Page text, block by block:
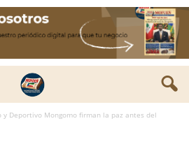
y Deportivo Mongomo firman la paz antes del